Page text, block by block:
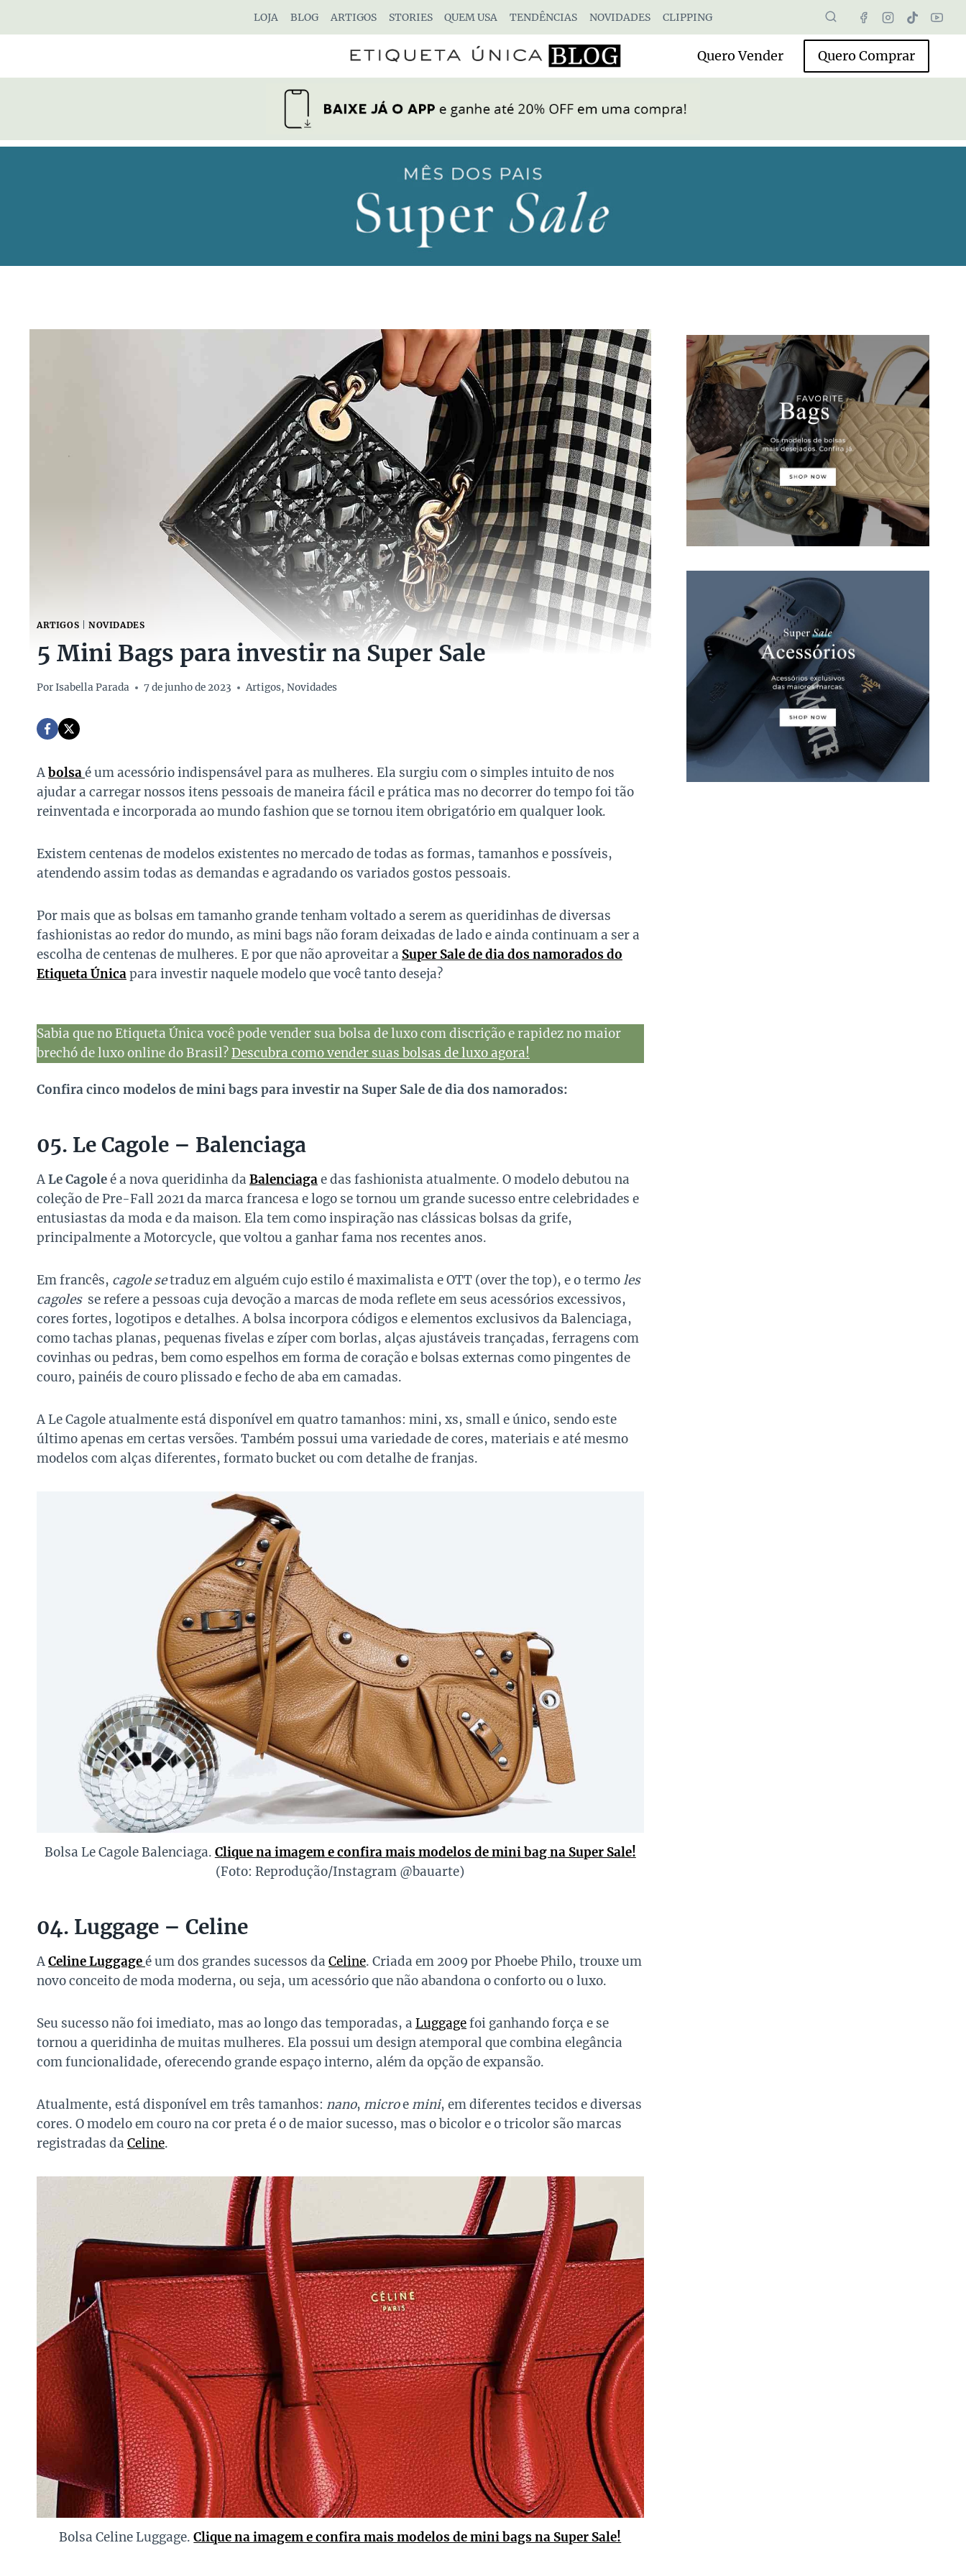
LOJA BLOG ARTIGOS STORIES QUEM USA TENDÊNCIAS NOVIDADES CLIPPING
Quero Vender Quero Comprar
ARTIGOS NOVIDADES
5 Mini Bags para investir na Super Sale
PorIsabella Parada 7 de junho de 2023 Artigos,Novidades
Abolsaé um acessório indispensável para as mulheres. Ela surgiu com o simples intuito de nos
ajudar a carregar nossos itens pessoais de maneira fácil e prática mas no decorrer do tempo foi tão
reinventada e incorporada ao mundo fashion que se tornou item obrigatório em qualquer look.
Existem centenas de modelos existentes no mercado de todas as formas, tamanhos e possíveis,
atendendo assim todas as demandas e agradando os variados gostos pessoais.
Por mais que as bolsas em tamanho grande tenham voltado a serem as queridinhas de diversas
fashionistas ao redor do mundo, as mini bags não foram deixadas de lado e ainda continuam a ser a
escolha de centenas de mulheres. E por que não aproveitar a Super Sale de dia dos namorados do
Etiqueta Únicapara investir naquele modelo que você tanto deseja?
Sabia que no Etiqueta Única você pode vender sua bolsa de luxo com discrição e rapidez no maior
brechó de luxo online do Brasil?Descubra como vender suas bolsas de luxo agora!
Confira cinco modelos de mini bags para investir na Super Sale de dia dos namorados:
05. Le Cagole – Balenciaga
ALe Cagoleé a nova queridinha da Balenciagae das fashionista atualmente. O modelo debutou na
coleção de Pre-Fall 2021 da marca francesa e logo se tornou um grande sucesso entre celebridades e
entusiastas da moda e da maison. Ela tem como inspiração nas clássicas bolsas da grife,
principalmente a Motorcycle, que voltou a ganhar fama nos recentes anos.
Em francês, cagole setraduz em alguém cujo estilo é maximalista e OTT (over the top), e o termoles
cagoles se refere a pessoas cuja devoção a marcas de moda reflete em seus acessórios excessivos,
cores fortes, logotipos e detalhes. A bolsa incorpora códigos e elementos exclusivos da Balenciaga,
como tachas planas, pequenas fivelas e zíper com borlas, alças ajustáveis ​​trançadas, ferragens com
covinhas ou pedras, bem como espelhos em forma de coração e bolsas externas como pingentes de
couro, painéis de couro plissado e fecho de aba em camadas.
A Le Cagole atualmente está disponível em quatro tamanhos: mini, xs, small e único, sendo este
último apenas em certas versões. Também possui uma variedade de cores, materiais e até mesmo
modelos com alças diferentes, formato bucket ou com detalhe de franjas.
Bolsa Le Cagole Balenciaga. Clique na imagem e confira mais modelos de mini bag na Super Sale!
(Foto: Reprodução/Instagram @bauarte)
04. Luggage – Celine
ACeline Luggageé um dos grandes sucessos da Celine. Criada em 2009 por Phoebe Philo, trouxe um
novo conceito de moda moderna, ou seja, um acessório que não abandona o conforto ou o luxo.
Seu sucesso não foi imediato, mas ao longo das temporadas, a Luggagefoi ganhando força e se
tornou a queridinha de muitas mulheres. Ela possui um design atemporal que combina elegância
com funcionalidade, oferecendo grande espaço interno, além da opção de expansão.
Atualmente, está disponível em três tamanhos: nano, microemini, em diferentes tecidos e diversas
cores. O modelo em couro na cor preta é o de maior sucesso, mas o bicolor e o tricolor são marcas
registradas da Celine.
Bolsa Celine Luggage.Clique na imagem e confira mais modelos de mini bags na Super Sale!